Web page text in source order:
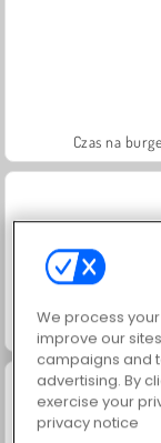
Czas na
Jak upiec
We process
improve our
campaigns and
advertising. By
exercise your
privacy notice